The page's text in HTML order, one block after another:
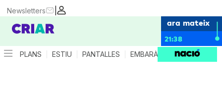
|
Newsletters
ara mateix
21:38
PLANS ESTIU PANTALLES EMBARÀS CRIANÇA